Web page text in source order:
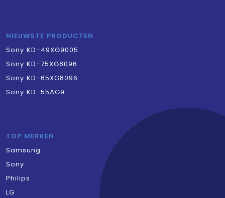
NIEUWSTE PRODUCTEN
Sony KD-49XG9005
Sony KD-75XG8096
Sony KD-65XG8096
Sony KD-55AG9
TOP MERKEN
Samsung
Sony
Philips
LG